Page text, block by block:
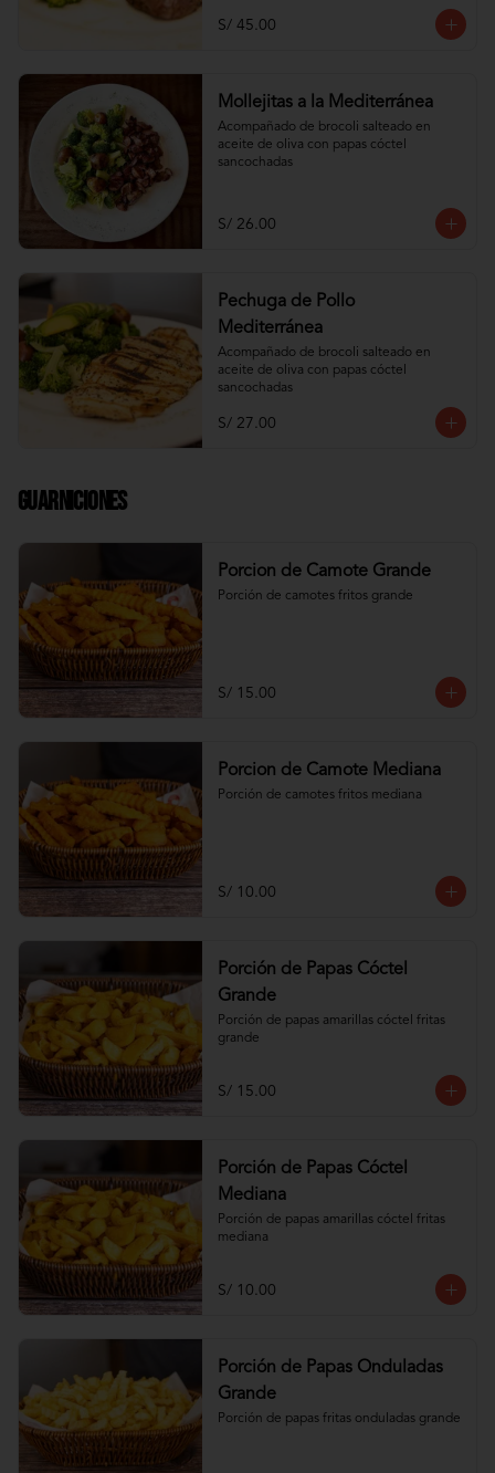
S/ 45.00
Mollejitas a la Mediterránea
Acompañado de brocoli salteado en
aceite de oliva con papas cóctel
sancochadas
S/ 26.00
Pechuga de Pollo
Mediterránea
Acompañado de brocoli salteado en
aceite de oliva con papas cóctel
sancochadas
S/ 27.00
Guarniciones
Porcion de Camote Grande
Porción de camotes fritos grande
S/ 15.00
Porcion de Camote Mediana
Porción de camotes fritos mediana
S/ 10.00
Porción de Papas Cóctel
Grande
Porción de papas amarillas cóctel fritas
grande
S/ 15.00
Porción de Papas Cóctel
Mediana
Porción de papas amarillas cóctel fritas
mediana
S/ 10.00
Porción de Papas Onduladas
Grande
Porción de papas fritas onduladas grande